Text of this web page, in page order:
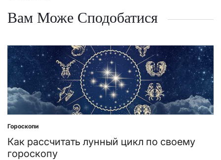
Вам Може Сподобатися
Posted
in
Гороскопи
Как рассчитать лунный цикл по своему
гороскопу